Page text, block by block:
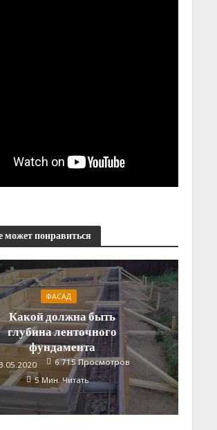
может понравиться
ФАСАД
Какой должна быть
глубина ленточного
фундамента
6 715 Просмотров
5 Мин. Читать